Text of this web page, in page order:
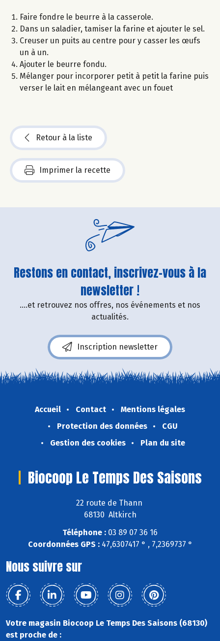
Faire fondre le beurre à la casserole.
Dans un saladier, tamiser la farine et ajouter le sel.
Creuser un puits au centre pour y casser les œufs
un à un.
Ajouter le beurre fondu.
Mélanger pour incorporer petit à petit la farine puis
verser le lait en mélangeant avec un fouet
Retour à la liste
Imprimer la recette
Restons en contact, inscrivez-vous à la
newsletter !
....et retrouvez nos offres, nos événements et nos
actualités.
Inscription newsletter
Accueil Contact
Mentions légales
Protection des données
CGU
Gestion des cookies
Plan du site
Biocoop Le Temps Des Saisons
22 route de Thann
68130 Altkirch
Téléphone : 03 89 07 36 16
Coordonnées GPS :47,6307417 ° , 7,2369737 °
Nous suivre sur
Votre magasin Biocoop Le Temps Des Saisons (68130)
est proche de :